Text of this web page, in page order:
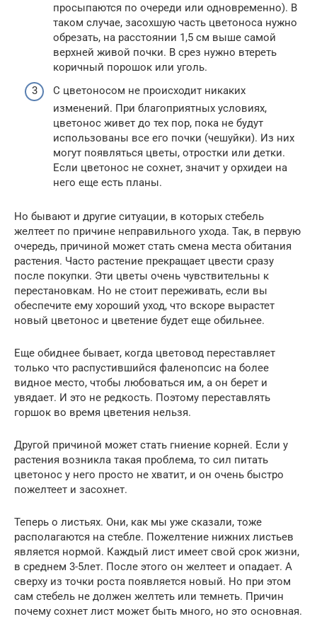
просыпаются по очереди или одновременно). В
таком случае, засохшую часть цветоноса нужно
обрезать, на расстоянии 1,5 см выше самой
верхней живой почки. В срез нужно втереть
коричный порошок или уголь.
С цветоносом не происходит никаких
изменений. При благоприятных условиях,
цветонос живет до тех пор, пока не будут
использованы все его почки (чешуйки). Из них
могут появляться цветы, отростки или детки.
Если цветонос не сохнет, значит у орхидеи на
него еще есть планы.
Но бывают и другие ситуации, в которых стебель
желтеет по причине неправильного ухода. Так, в первую
очередь, причиной может стать смена места обитания
растения. Часто растение прекращает цвести сразу
после покупки. Эти цветы очень чувствительны к
перестановкам. Но не стоит переживать, если вы
обеспечите ему хороший уход, что вскоре вырастет
новый цветонос и цветение будет еще обильнее.
Еще обиднее бывает, когда цветовод переставляет
только что распустившийся фаленопсис на более
видное место, чтобы любоваться им, а он берет и
увядает. И это не редкость. Поэтому переставлять
горшок во время цветения нельзя.
Другой причиной может стать гниение корней. Если у
растения возникла такая проблема, то сил питать
цветонос у него просто не хватит, и он очень быстро
пожелтеет и засохнет.
Теперь о листьях. Они, как мы уже сказали, тоже
располагаются на стебле. Пожелтение нижних листьев
является нормой. Каждый лист имеет свой срок жизни,
в среднем 3-5лет. После этого он желтеет и опадает. А
сверху из точки роста появляется новый. Но при этом
сам стебель не должен желтеть или темнеть. Причин
почему сохнет лист может быть много, но это основная.